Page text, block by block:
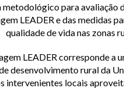
metodológico para avaliação
LEADER e das medidas
qualidade de vida nas zonas
LEADER corresponde a
desenvolvimento rural da
intervenientes locais